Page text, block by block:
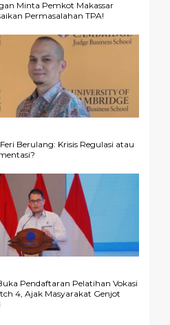
Minta Pemkot Makassar
Permasalahan TPA!
Berulang: Krisis Regulasi atau
Pendaftaran Pelatihan Vokasi
4, Ajak Masyarakat Genjot